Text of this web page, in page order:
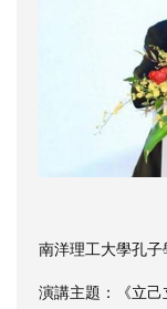
南洋理工大學孔
演講主題：《立